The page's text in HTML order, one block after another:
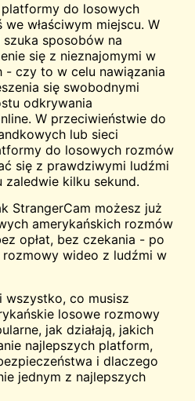
do losowych
we właściwym miejscu. W
sposobów na
się z nieznajomymi w
- czy to w celu nawiązania
się swobodnymi
odkrywania
W przeciwieństwie do
lub sieci
do losowych rozmów
się z prawdziwymi ludźmi
kilku sekund.
StrangerCam możesz już
amerykańskich rozmów
opłat, bez czekania - po
wideo z ludźmi w
wszystko, co musisz
losowe rozmowy
jak działają, jakich
najlepszych platform,
i dlaczego
jednym z najlepszych